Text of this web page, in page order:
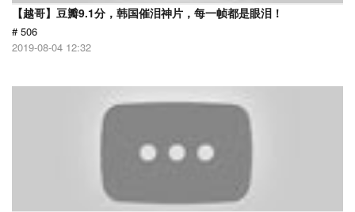
【越哥】豆瓣9.1分，韩国催泪神片，每一帧都是眼泪！
# 506
2019-08-04 12:32